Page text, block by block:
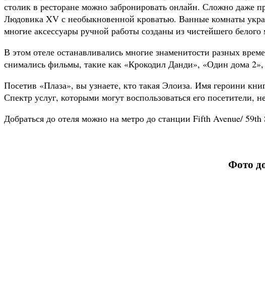
столик в ресторане можно забронировать онлайн. Сложно даже
Людовика XV с необыкновенной кроватью. Ванные комнаты
многие аксессуары ручной работы созданы из чистейшего белого
В этом отеле останавливались многие знаменитости разных
снимались фильмы, такие как «Крокодил Данди», «Один дома
Посетив «Плаза», вы узнаете, кто такая Элоиза. Имя героини
Спектр услуг, которыми могут воспользоваться его
Добраться до отеля можно на метро до станции Fifth Avenue/ 59th
Фото